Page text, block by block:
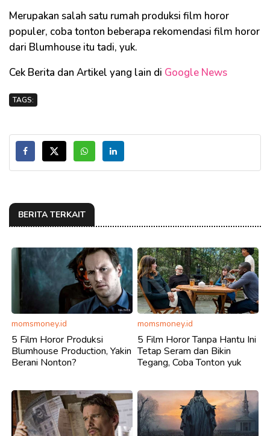
Merupakan salah satu rumah produksi film horor
populer, coba tonton beberapa rekomendasi film horor
dari Blumhouse itu tadi, yuk.
Cek Berita dan Artikel yang lain di Google News
TAGS:
BERITA TERKAIT
momsmoney.id
5 Film Horor Produksi
Blumhouse Production, Yakin
Berani Nonton?
momsmoney.id
5 Film Horor Tanpa Hantu Ini
Tetap Seram dan Bikin
Tegang, Coba Tonton yuk